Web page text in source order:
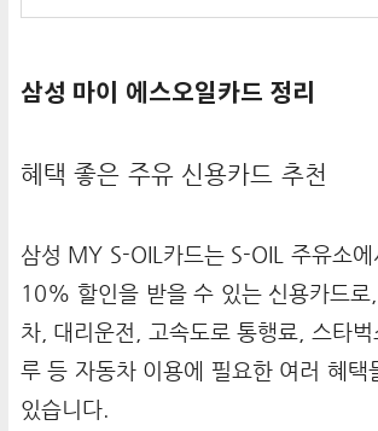
삼성 마이 에스오일카드 정리
혜택 좋은 주유 신용카드 추천
삼성 MY S-OIL카드는 S-OIL 주유소에
10% 할인을 받을 수 있는 신용카드로
차, 대리운전, 고속도로 통행료, 스타
루 등 자동차 이용에 필요한 여러 혜택
있습니다.